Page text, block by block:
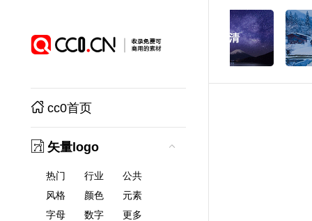
cc0首页
矢量logo
热门 行业
公共
风格
颜色
元素
字母
数字 更多